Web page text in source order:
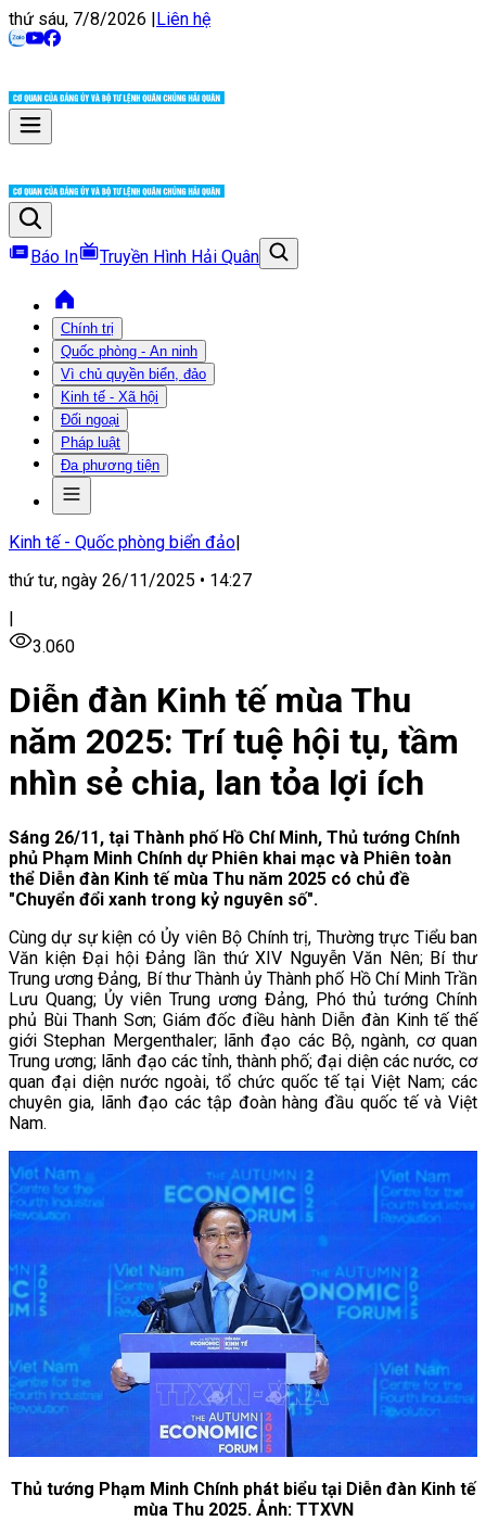
thứ sáu, 7/8/2026 |Liên hệ
Báo In Truyền Hình Hải Quân
Chính trị
Quốc phòng - An ninh
Vì chủ quyền biển, đảo
Kinh tế - Xã hội
Đối ngoại
Pháp luật
Đa phương tiện
Kinh tế - Quốc phòng biển đảo|
thứ tư, ngày 26/11/2025 • 14:27
|
3.060
Diễn đàn Kinh tế mùa Thu
năm 2025: Trí tuệ hội tụ, tầm
nhìn sẻ chia, lan tỏa lợi ích
Sáng 26/11, tại Thành phố Hồ Chí Minh, Thủ tướng Chính
phủ Phạm Minh Chính dự Phiên khai mạc và Phiên toàn
thể Diễn đàn Kinh tế mùa Thu năm 2025 có chủ đề
"Chuyển đổi xanh trong kỷ nguyên số".
Cùng dự sự kiện có Ủy viên Bộ Chính trị, Thường trực Tiểu ban
Văn kiện Đại hội Đảng lần thứ XIV Nguyễn Văn Nên; Bí thư
Trung ương Đảng, Bí thư Thành ủy Thành phố Hồ Chí Minh Trần
Lưu Quang; Ủy viên Trung ương Đảng, Phó thủ tướng Chính
phủ Bùi Thanh Sơn; Giám đốc điều hành Diễn đàn Kinh tế thế
giới Stephan Mergenthaler; lãnh đạo các Bộ, ngành, cơ quan
Trung ương; lãnh đạo các tỉnh, thành phố; đại diện các nước, cơ
quan đại diện nước ngoài, tổ chức quốc tế tại Việt Nam; các
chuyên gia, lãnh đạo các tập đoàn hàng đầu quốc tế và Việt
Nam.
Thủ tướng Phạm Minh Chính phát biểu tại Diễn đàn Kinh tế
mùa Thu 2025. Ảnh: TTXVN